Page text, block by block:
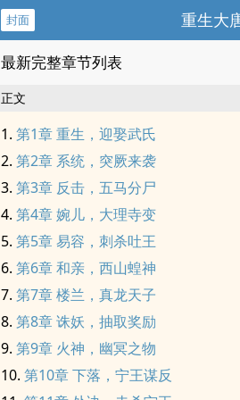
封面 重生大
最新完整章节列表
正文
第1章 重生，迎娶武氏
第2章 系统，突厥来袭
第3章 反击，五马分尸
第4章 婉儿，大理寺变
第5章 易容，刺杀吐王
第6章 和亲，西山蝗神
第7章 楼兰，真龙天子
第8章 诛妖，抽取奖励
第9章 火神，幽冥之物
第10章 下落，宁王谋反